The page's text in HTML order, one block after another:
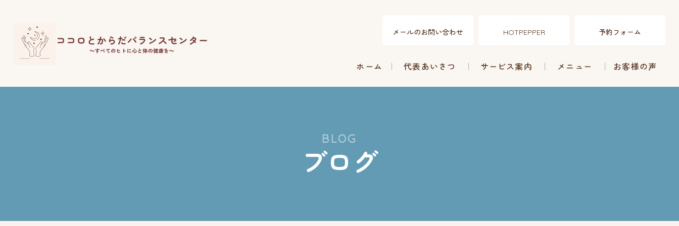
メールのお問い合わせ HOTPEPPER 予約フォーム
ホーム 代表あいさつ サービス案内 メニュー お客様の声
BLOG
ブログ